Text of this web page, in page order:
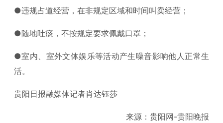
●违规占道经营，在非规定区域和时间叫卖经营；
●随地吐痰，不按规定要求佩戴口罩；
●室内、室外文体娱乐等活动产生噪音影响他人正常生
活。
贵阳日报融媒体记者肖达钰莎
来源：贵阳网-贵阳晚报